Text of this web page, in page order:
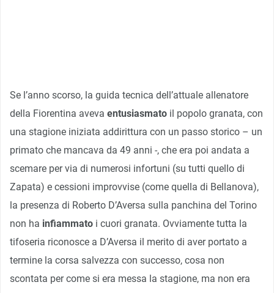
Se l’anno scorso, la guida tecnica dell’attuale allenatore
della Fiorentina aveva entusiasmato il popolo granata, con
una stagione iniziata addirittura con un passo storico – un
primato che mancava da 49 anni -, che era poi andata a
scemare per via di numerosi infortuni (su tutti quello di
Zapata) e cessioni improvvise (come quella di Bellanova),
la presenza di Roberto D’Aversa sulla panchina del Torino
non ha infiammato i cuori granata. Ovviamente tutta la
tifoseria riconosce a D’Aversa il merito di aver portato a
termine la corsa salvezza con successo, cosa non
scontata per come si era messa la stagione, ma non era